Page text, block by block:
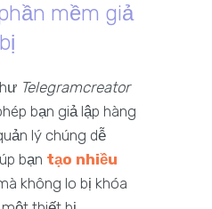
mềm giả
Telegramcreator
bạn giả lập hàng
lý chúng dễ
bạn tạo nhiều
không lo bị khóa